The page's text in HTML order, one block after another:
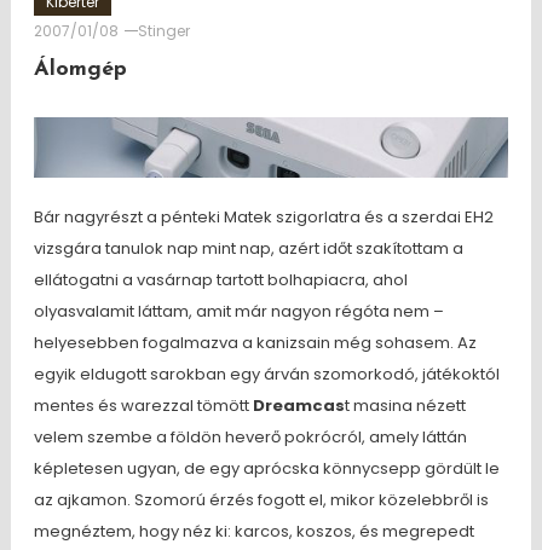
2007/01/08
Stinger
Álomgép
Bár nagyrészt a pénteki Matek szigorlatra és a szerdai EH2
vizsgára tanulok nap mint nap, azért időt szakítottam a
ellátogatni a vasárnap tartott bolhapiacra, ahol
olyasvalamit láttam, amit már nagyon régóta nem –
helyesebben fogalmazva a kanizsain még sohasem. Az
egyik eldugott sarokban egy árván szomorkodó, játékoktól
mentes és warezzal tömöttDreamcast masina nézett
velem szembe a földön heverő pokrócról, amely láttán
képletesen ugyan, de egy aprócska könnycsepp gördült le
az ajkamon. Szomorú érzés fogott el, mikor közelebbről is
megnéztem, hogy néz ki: karcos, koszos, és megrepedt